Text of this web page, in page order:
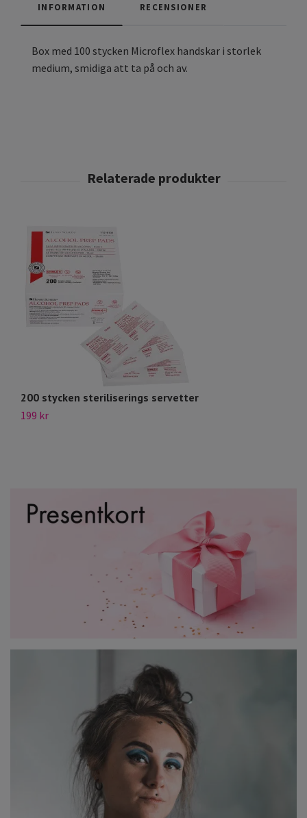
INFORMATION RECENSIONER
Box med 100 stycken Microflex handskar i storlek
medium, smidiga att ta på och av.
200 stycken steriliserings servetter
199 kr